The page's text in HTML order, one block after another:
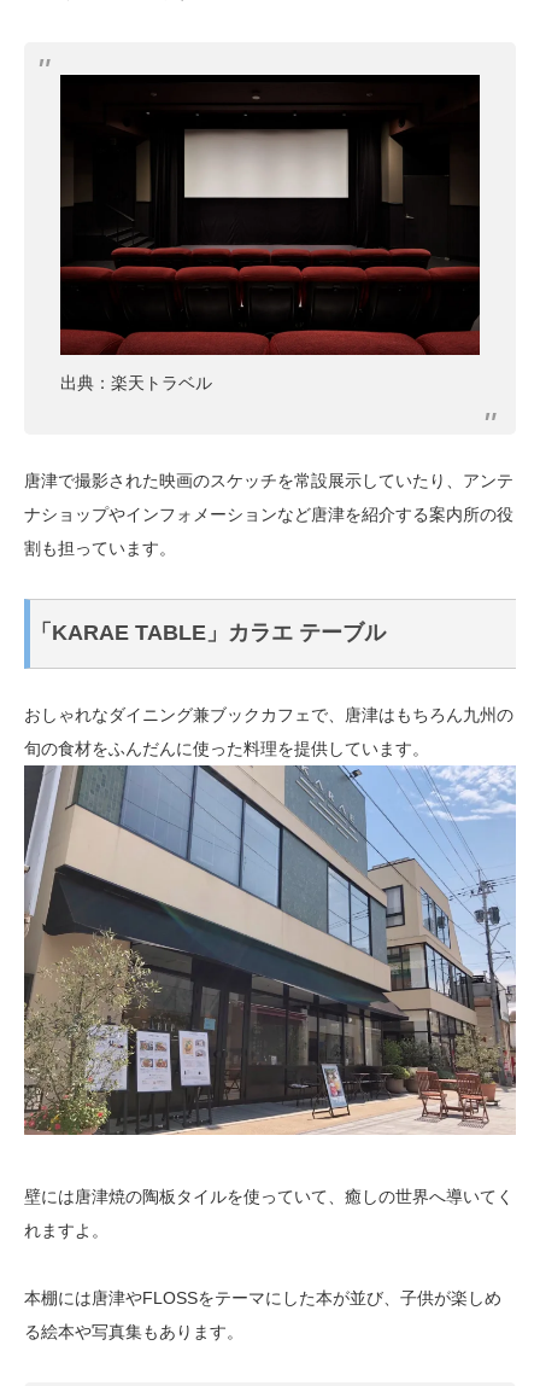
出典：楽天トラベル
唐津で撮影された映画のスケッチを常設展示していたり、アンテ
ナショップやインフォメーションなど唐津を紹介する案内所の役
割も担っています。
「KARAE TABLE」カラエ テーブル
おしゃれなダイニング兼ブックカフェで、唐津はもちろん九州の
旬の食材をふんだんに使った料理を提供しています。
壁には唐津焼の陶板タイルを使っていて、癒しの世界へ導いてく
れますよ。
本棚には唐津やFLOSSをテーマにした本が並び、子供が楽しめ
る絵本や写真集もあります。